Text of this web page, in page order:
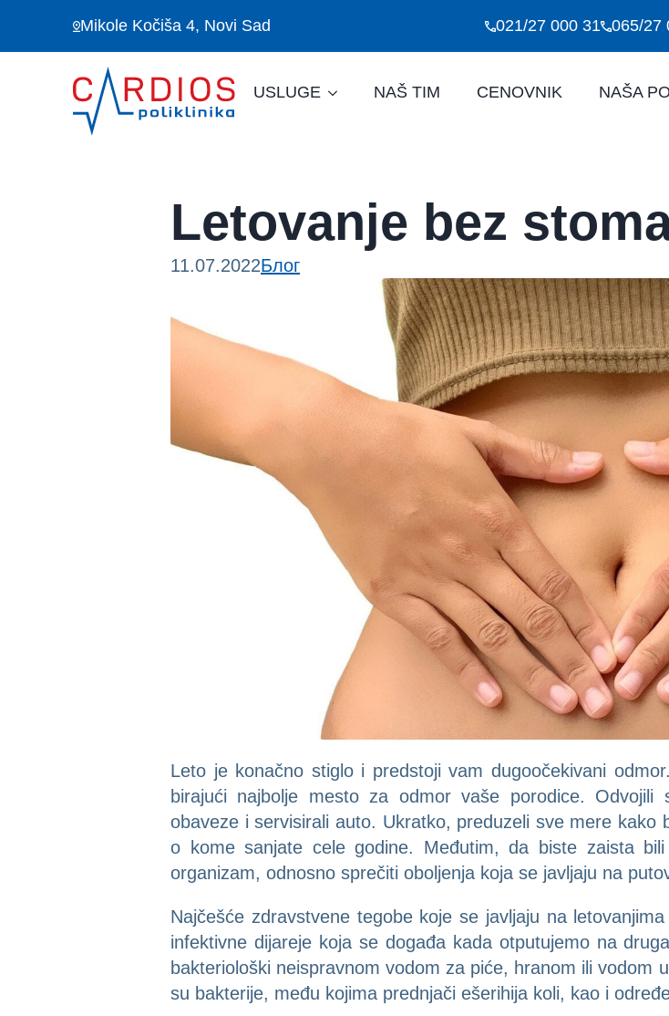
Mikole Kočiša 4, Novi Sad 021/27 000 31 065/27
USLUGE NAŠ TIM CENOVNIK NAŠA
Letovanje bez
11.07.2022Блог
Leto je konačno stiglo i predstoji vam dugoočekivani
birajući najbolje mesto za odmor vaše porodice.
obaveze i servisirali auto. Ukratko, preduzeli sve mere kako
o kome sanjate cele godine. Međutim, da biste zaista
organizam, odnosno sprečiti oboljenja koja se javljaju na
Najčešće zdravstvene tegobe koje se javljaju na
infektivne dijareje koja se događa kada otputujemo na
bakteriološki neispravnom vodom za piće, hranom ili vodom
su bakterije, među kojima prednjači ešerihija koli, kao i